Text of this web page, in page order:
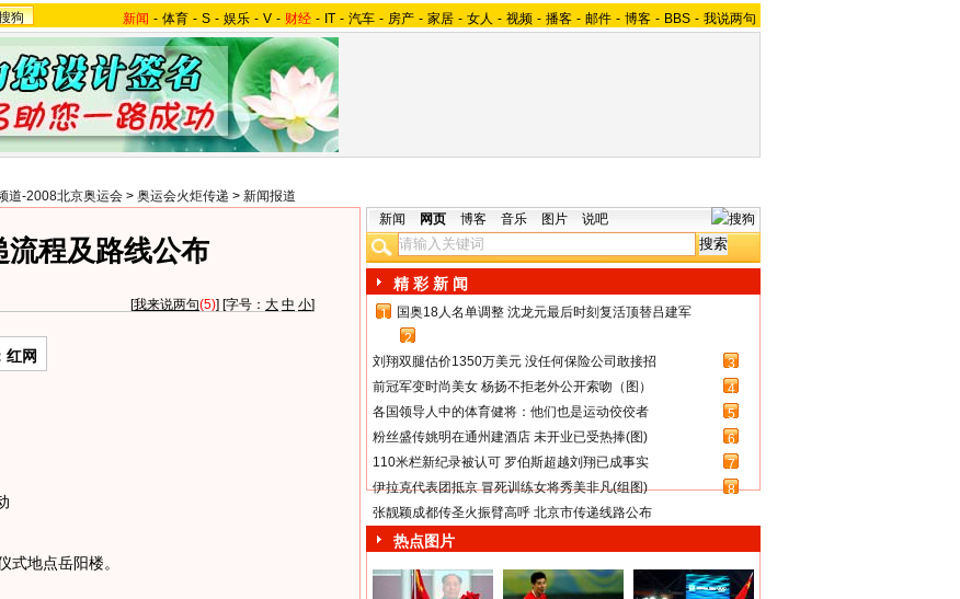
狗 新闻 - 体育 - S - 娱乐 - V - 财经 - IT - 汽车 - 房产 - 家居 - 女人 - 视频 - 播客 - 邮件 - 博客 - BBS - 我说两句
道-2008北京奥运会 > 奥运会火炬传递 > 新闻报道
程及路线公布
[我来说两句(5)] [字号： 大 中 小]
红网
地点岳阳楼。
新闻 网页 博客 音乐 图片 说吧
精 彩 新 闻
1
国奥18人名单调整 沈龙元最后时刻复活顶替吕建军
2
刘翔双腿估价1350万美元 没任何保险公司敢接招
3
前冠军变时尚美女 杨扬不拒老外公开索吻（图）
4
各国领导人中的体育健将：他们也是运动佼佼者
5
粉丝盛传姚明在通州建酒店 未开业已受热捧(图)
6
110米栏新纪录被认可 罗伯斯超越刘翔已成事实
7
伊拉克代表团抵京 冒死训练女将秀美非凡(组图)
8
张靓颖成都传圣火振臂高呼 北京市传递线路公布
热点图片